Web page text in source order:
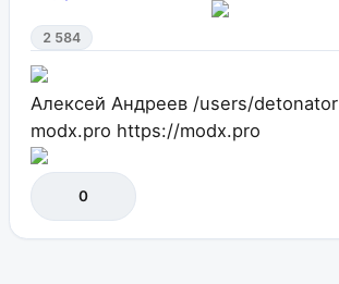
2 584
Алексей Андреев /users/detonator
modx.pro https://modx.pro
0